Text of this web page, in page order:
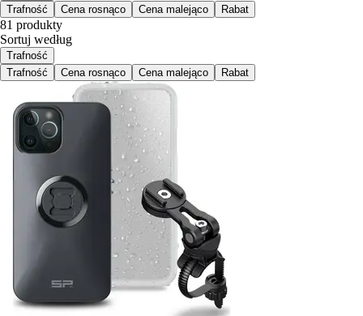
Trafność
Cena rosnąco Cena malejąco Rabat
81 produkty
Sortuj według
Trafność
Trafność
Cena rosnąco Cena malejąco Rabat